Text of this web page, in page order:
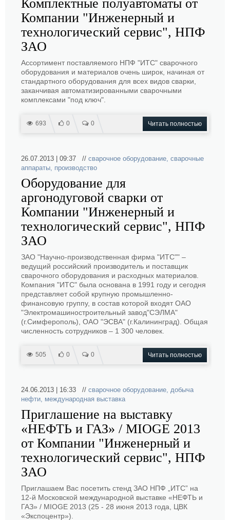
Комплектные полуавтоматы от
Компании "Инженерный и
технологический сервис", НПФ
ЗАО
Ассортимент поставляемого НПФ "ИТС" сварочного
оборудования и материалов очень широк, начиная от
стандартного оборудования для всех видов сварки,
заканчивая автоматизированными сварочными
комплексами "под ключ".
693 0 0 Читать полностью
26.07.2013 | 09:37 // сварочное оборудование, сварочные
аппараты, производство
Оборудование для
аргонодуговой сварки от
Компании "Инженерный и
технологический сервис", НПФ
ЗАО
ЗАО "Научно-производственная фирма "ИТС"" –
ведущий российский производитель и поставщик
сварочного оборудования и расходных материалов.
Компания "ИТС" была основана в 1991 году и сегодня
представляет собой крупную промышленно-
финансовую группу, в состав которой входят ОАО
"Электромашиностроительный завод"СЭЛМА"
(г.Симферополь), ОАО "ЭСВА" (г.Калининград). Общая
численность сотрудников – 1 300 человек.
505 0 0 Читать полностью
24.06.2013 | 16:33 // сварочное оборудование, добыча
нефти, международная выставка
Приглашение на выставку
«НЕФТЬ и ГАЗ» / MIOGE 2013
от Компании "Инженерный и
технологический сервис", НПФ
ЗАО
Приглашаем Вас посетить стенд ЗАО НПФ „ИТС” на
12-й Московской международной выставке «НЕФТЬ и
ГАЗ» / MIOGE 2013 (25 - 28 июня 2013 года, ЦВК
«Экспоцентр»).